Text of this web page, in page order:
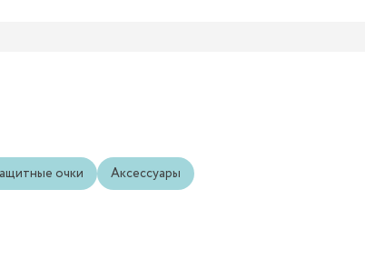
очки Аксессуары